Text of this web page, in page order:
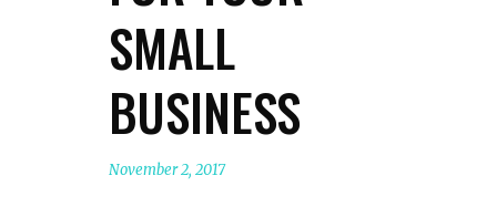
SMALL
BUSINESS
November 2, 2017